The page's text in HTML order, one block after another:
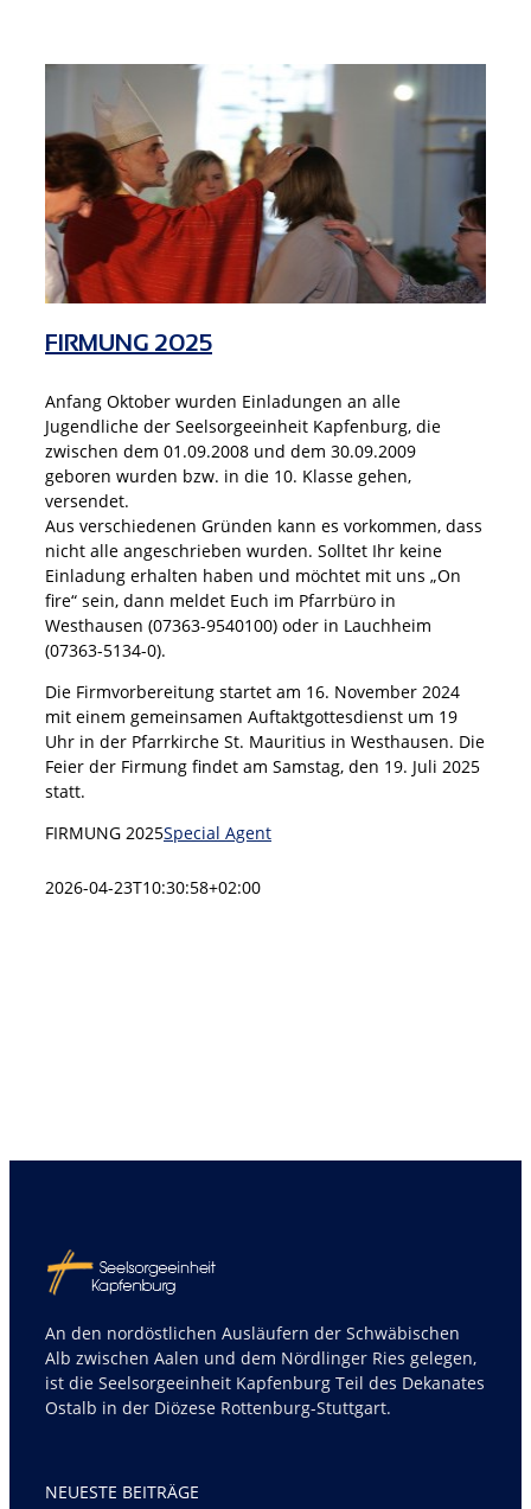
FIRMUNG 2025
Anfang Oktober wurden Einladungen an alle
Jugendliche der Seelsorgeeinheit Kapfenburg, die
zwischen dem 01.09.2008 und dem 30.09.2009
geboren wurden bzw. in die 10. Klasse gehen,
versendet.
Aus verschiedenen Gründen kann es vorkommen, dass
nicht alle angeschrieben wurden. Solltet Ihr keine
Einladung erhalten haben und möchtet mit uns „On
fire“ sein, dann meldet Euch im Pfarrbüro in
Westhausen (07363-9540100) oder in Lauchheim
(07363-5134-0).
Die Firmvorbereitung startet am 16. November 2024
mit einem gemeinsamen Auftaktgottesdienst um 19
Uhr in der Pfarrkirche St. Mauritius in Westhausen. Die
Feier der Firmung findet am Samstag, den 19. Juli 2025
statt.
FIRMUNG 2025Special Agent
2026-04-23T10:30:58+02:00
An den nordöstlichen Ausläufern der Schwäbischen
Alb zwischen Aalen und dem Nördlinger Ries gelegen,
ist die Seelsorgeeinheit Kapfenburg Teil des Dekanates
Ostalb in der Diözese Rottenburg-Stuttgart.
NEUESTE BEITRÄGE